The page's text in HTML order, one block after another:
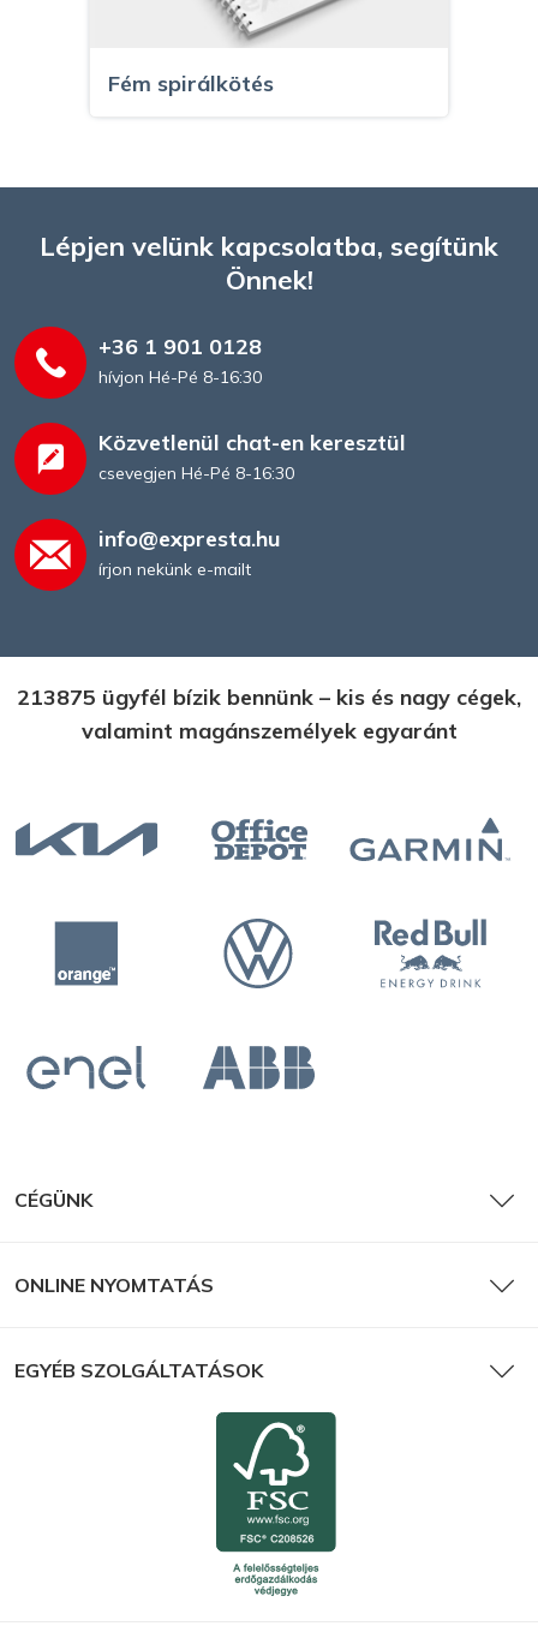
Fém spirálkötés
Irkafűzés
Műanyag fésűs spirálkötés
Lépjen velünk kapcsolatba, segítünk
Önnek!
+36 1 901 0128
hívjon Hé-Pé 8-16:30
Közvetlenül chat-en keresztül
csevegjen Hé-Pé 8-16:30
info@expresta.hu
írjon nekünk e-mailt
213875 ügyfél bízik bennünk – kis és nagy cégek,
valamint magánszemélyek egyaránt
CÉGÜNK
ONLINE NYOMTATÁS
EGYÉB SZOLGÁLTATÁSOK